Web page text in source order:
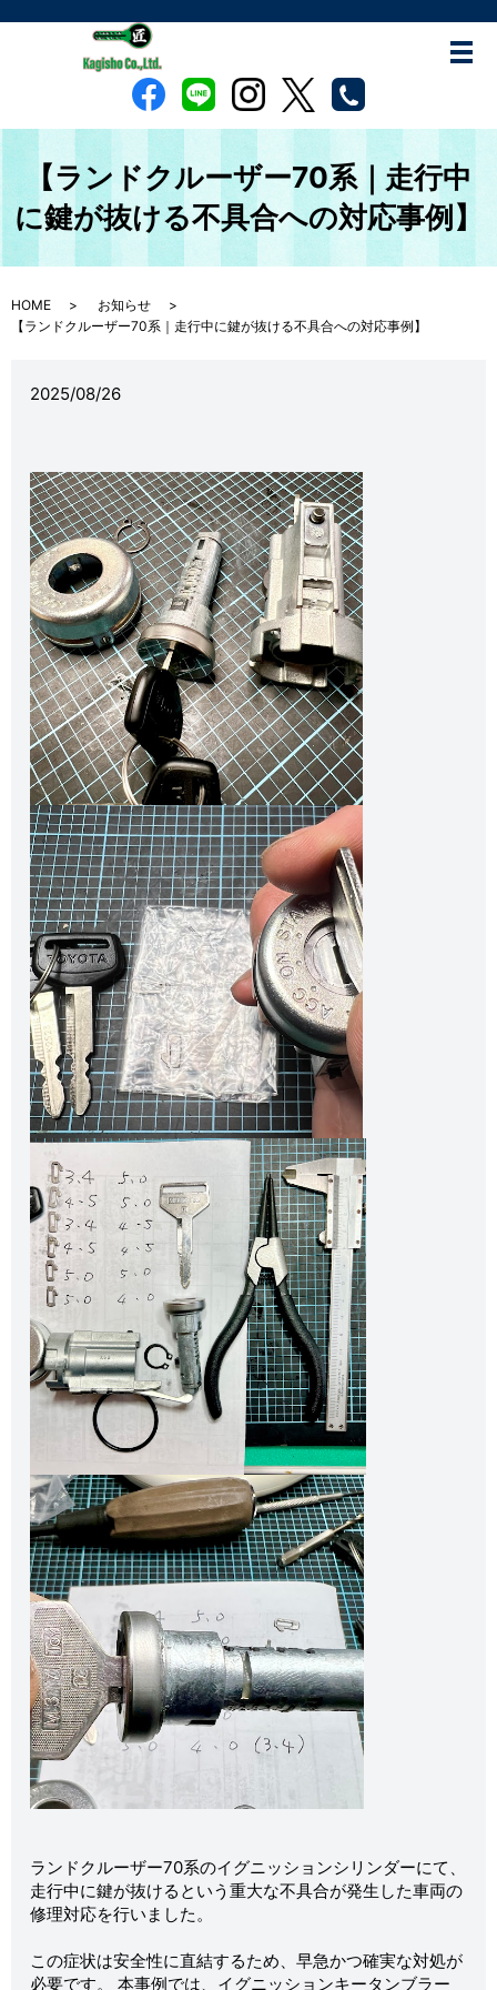
【ランドクルーザー70系｜走行中
に鍵が抜ける不具合への対応事例】
HOME
お知らせ
【ランドクルーザー70系｜走行中に鍵が抜ける不具合への対応事例】
2025/08/26
ランドクルーザー70系のイグニッションシリンダーにて、
走行中に鍵が抜けるという重大な不具合が発生した車両の
修理対応を行いました。
この症状は安全性に直結するため、早急かつ確実な対処が
必要です。 本事例では、イグニッションキータンブラー